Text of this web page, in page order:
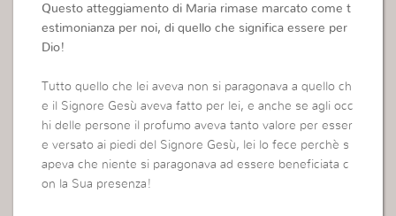
Questo atteggiamento di Maria rimase marcato come t
estimonianza per noi, di quello che significa essere per
Dio!
Tutto quello che lei aveva non si paragonava a quello ch
e il Signore Gesù aveva fatto per lei, e anche se agli occ
hi delle persone il profumo aveva tanto valore per esser
e versato ai piedi del Signore Gesù, lei lo fece perchè s
apeva che niente si paragonava ad essere beneficiata c
on la Sua presenza!